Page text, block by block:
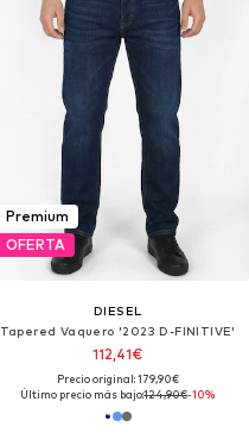
Premium
OFERTA
DIESEL
Tapered Vaquero '2023 D-FINITIVE'
112,41€
Precio original: 179,90€
Último precio más bajo:124,90€-10%